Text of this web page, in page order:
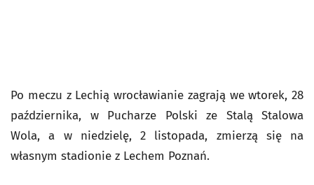
Po meczu z Lechią wrocławianie zagrają we wtorek, 28
października, w Pucharze Polski ze Stalą Stalowa
Wola, a w niedzielę, 2 listopada, zmierzą się na
własnym stadionie z Lechem Poznań.